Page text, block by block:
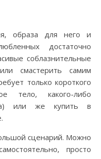
образа для него и
достаточно
соблазнительные
смастерить самим
только короткого
тело, какого-либо
или же купить в
сценарий. Можно
просто